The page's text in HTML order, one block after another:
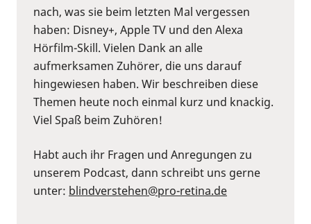
nach, was sie beim letzten Mal vergessen
haben: Disney+, Apple TV und den Alexa
Hörfilm-Skill. Vielen Dank an alle
aufmerksamen Zuhörer, die uns darauf
hingewiesen haben. Wir beschreiben diese
Themen heute noch einmal kurz und knackig.
Viel Spaß beim Zuhören!
Habt auch ihr Fragen und Anregungen zu
unserem Podcast, dann schreibt uns gerne
unter: ⁠blindverstehen@pro-retina.de